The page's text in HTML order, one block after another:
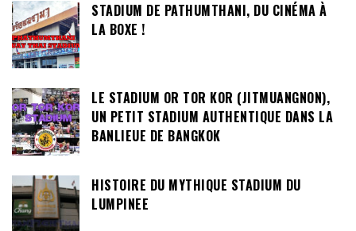
STADIUM DE PATHUMTHANI, DU CINÉMA À
LA BOXE !
LE STADIUM OR TOR KOR (JITMUANGNON),
UN PETIT STADIUM AUTHENTIQUE DANS LA
BANLIEUE DE BANGKOK
HISTOIRE DU MYTHIQUE STADIUM DU
LUMPINEE